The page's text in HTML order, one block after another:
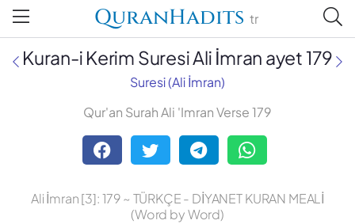
QuranHadits tr
Abdulbaki Gölpınarlı
Adem Uğur
Kuran-i Kerim Suresi Ali İmran ayet 179
Suresi (Ali İmran)
Qur'an Surah Ali 'Imran Verse 179
Ali İmran [3]: 179 ~ TÜRKÇE - DİYANET KURAN MEALİ
(Word by Word)